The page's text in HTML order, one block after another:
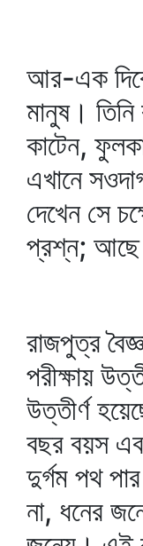
আর-এক
মানুষ।
কাটেন,
এখানে
দেখেন সে
প্রশ্ন; আছে
রাজপুত্র
পরীক্ষায়
উত্তীর্ণ
বছর বয়স
দুর্গম পথ
না, ধনের